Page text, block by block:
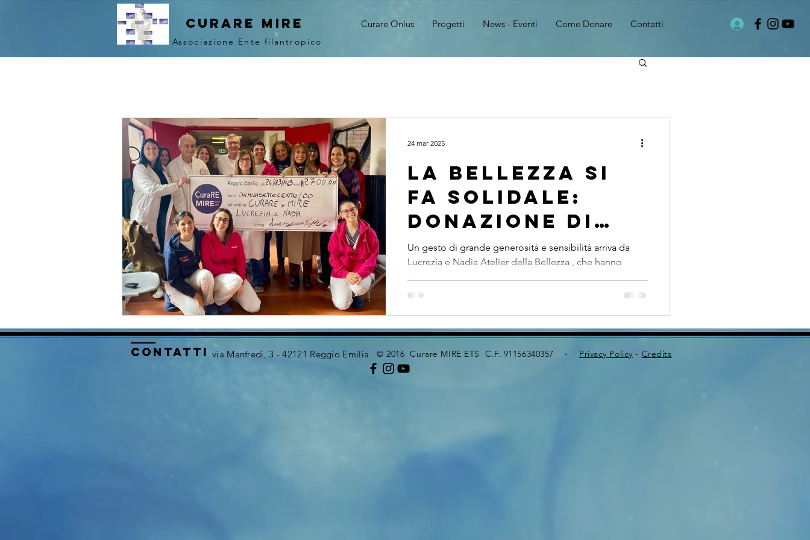
curare MIRE
Associazione Ente filantropico
Curare Onlus Progetti News - Eventi Come Donare Contatti
La bellezza si
fa solidale:
donazione di
2.700 euro al
MiRE
Un gesto di grande generosità e sensibilità arriva da
Lucrezia e Nadia Atelier della Bellezza , che hanno
24 mar 2025
contatti via Manfredi, 3 - 42121 Reggio Emilia © 2016 Curare MIRE ETS C.F. 91156340357 - Privacy Policy - Credits